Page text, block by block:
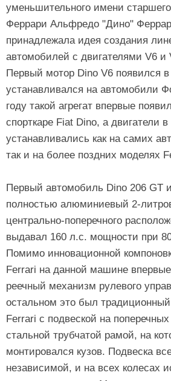
уменьшительного имени
Феррари Альфредо "Дино"
принадлежала идея создания
автомобилей с двигателями V6 и
Первый мотор Dino V6 появился в
устанавливался на автомобили
году такой агрегат впервые
спорткаре Fiat Dino, а двигатели
устанавливались как на самих
так и на более поздних моделях
Первый автомобиль Dino 206 GT
полностью алюминиевый 2-
центрально-поперечного
выдавал 160 л.с. мощности при
Помимо инновационной
Ferrari на данной машине
реечный механизм рулевого
остальном это был
Ferrari с подвеской на
стальной трубчатой рамой, на
монтировался кузов. Подвеска
независимой, и на всех колесах